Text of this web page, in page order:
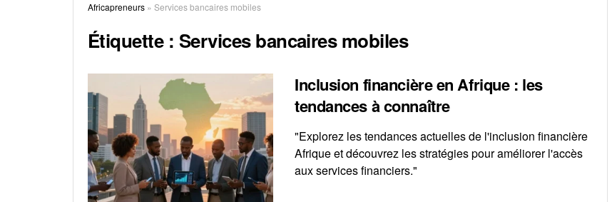
Africapreneurs » Services bancaires mobiles
Étiquette : Services bancaires mobiles
Inclusion financière en Afrique : les
tendances à connaître
"Explorez les tendances actuelles de l'inclusion financière
Afrique et découvrez les stratégies pour améliorer l'accès
aux services financiers."